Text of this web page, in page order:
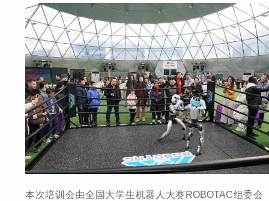
本次培训会由全国大学生机器人大赛ROBOTAC组委会